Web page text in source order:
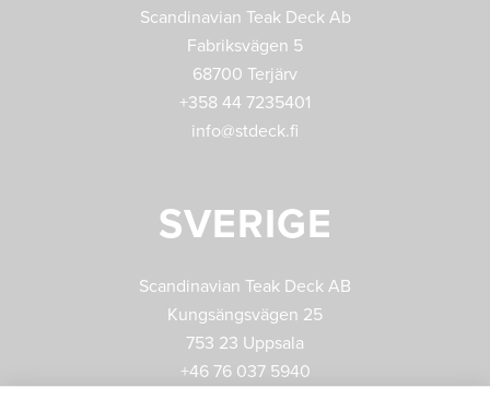
Scandinavian Teak Deck Ab
Fabriksvägen 5
68700 Terjärv
+358 44 7235401
info@stdeck.fi
SVERIGE
Scandinavian Teak Deck AB
Kungsängsvägen 25
753 23 Uppsala
+46 76 037 5940